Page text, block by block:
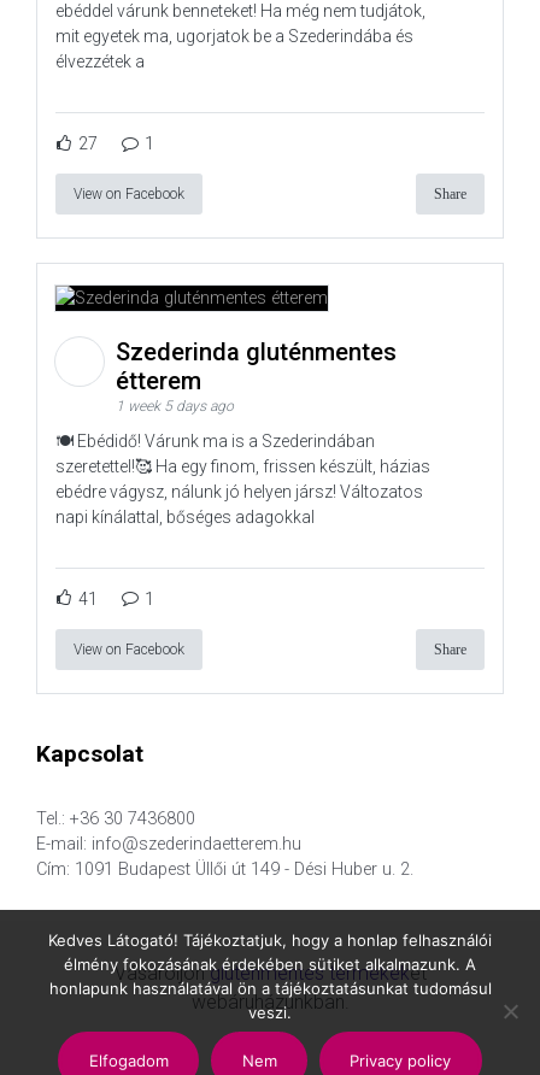
ebéddel várunk benneteket! Ha még nem tudjátok,
mit egyetek ma, ugorjatok be a Szederindába és
élvezzétek a
27 1
View on Facebook Share
Szederinda gluténmentes
étterem
1 week 5 days ago
🍽️ Ebédidő! Várunk ma is a Szederindában
szeretettel!🥰 Ha egy finom, frissen készült, házias
ebédre vágysz, nálunk jó helyen jársz! Változatos
napi kínálattal, bőséges adagokkal
41 1
View on Facebook Share
Kapcsolat
Tel.: +36 30 7436800
E-mail: info@szederindaetterem.hu
Cím: 1091 Budapest Üllői út 149 - Dési Huber u. 2.
Vásároljongluténmentes termékeket
webáruházunkban.
Kedves Látogató! Tájékoztatjuk, hogy a honlap felhasználói
élmény fokozásának érdekében sütiket alkalmazunk. A
honlapunk használatával ön a tájékoztatásunkat tudomásul
veszi.
Elfogadom Nem Privacy policy